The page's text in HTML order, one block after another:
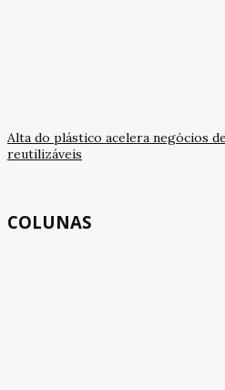
Alta do plástico acelera negócios
reutilizáveis
COLUNAS